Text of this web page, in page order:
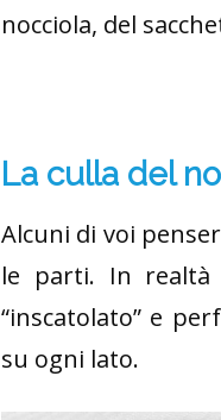
nocciola, del
La culla del
Alcuni di voi
le parti. In realtà
“inscatolato” e
su ogni lato.